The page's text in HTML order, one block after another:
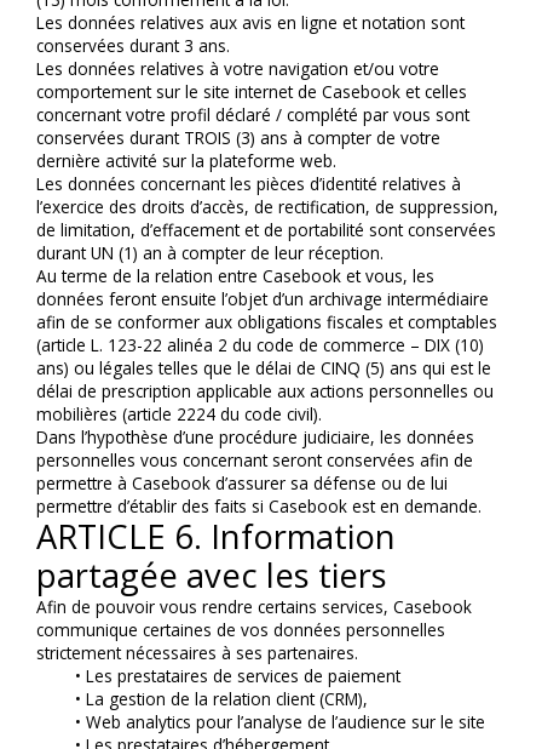
Les données relatives aux avis en ligne et notation sont
conservées durant 3 ans.
Les données relatives à votre navigation et/ou votre
comportement sur le site internet de Casebook et celles
concernant votre profil déclaré / complété par vous sont
conservées durant TROIS (3) ans à compter de votre
dernière activité sur la plateforme web.
Les données concernant les pièces d’identité relatives à
l’exercice des droits d’accès, de rectification, de suppression,
de limitation, d’effacement et de portabilité sont conservées
durant UN (1) an à compter de leur réception.
Au terme de la relation entre Casebook et vous, les
données feront ensuite l’objet d’un archivage intermédiaire
afin de se conformer aux obligations fiscales et comptables
(article L. 123-22 alinéa 2 du code de commerce – DIX (10)
ans) ou légales telles que le délai de CINQ (5) ans qui est le
délai de prescription applicable aux actions personnelles ou
mobilières (article 2224 du code civil).
Dans l’hypothèse d’une procédure judiciaire, les données
personnelles vous concernant seront conservées afin de
permettre à Casebook d’assurer sa défense ou de lui
permettre d’établir des faits si Casebook est en demande.
ARTICLE 6. Information
partagée avec les tiers
Afin de pouvoir vous rendre certains services, Casebook
communique certaines de vos données personnelles
strictement nécessaires à ses partenaires.
Les prestataires de services de paiement
La gestion de la relation client (CRM),
Web analytics pour l’analyse de l’audience sur le site
Les prestataires d’hébergement